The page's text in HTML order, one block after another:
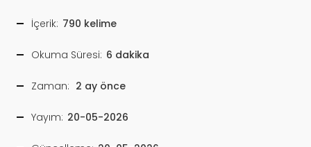
İçerik: 790 kelime
Okuma Süresi: 6 dakika
Zaman: 2 ay önce
Yayım: 20-05-2026